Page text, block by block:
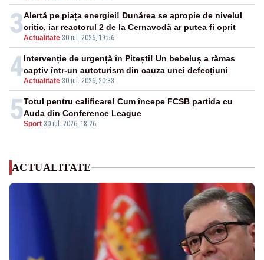
3Actualitate-30 iul. 2026, 19:56
Alertă pe piața energiei! Dunărea se apropie de nivelul
critic, iar reactorul 2 de la Cernavodă ar putea fi oprit
4Actualitate-30 iul. 2026, 20:33
Intervenție de urgență în Pitești! Un bebeluș a rămas
captiv într-un autoturism din cauza unei defecțiuni
5Sport-30 iul. 2026, 18:26
Totul pentru calificare! Cum începe FCSB partida cu
Auda din Conference League
ACTUALITATE